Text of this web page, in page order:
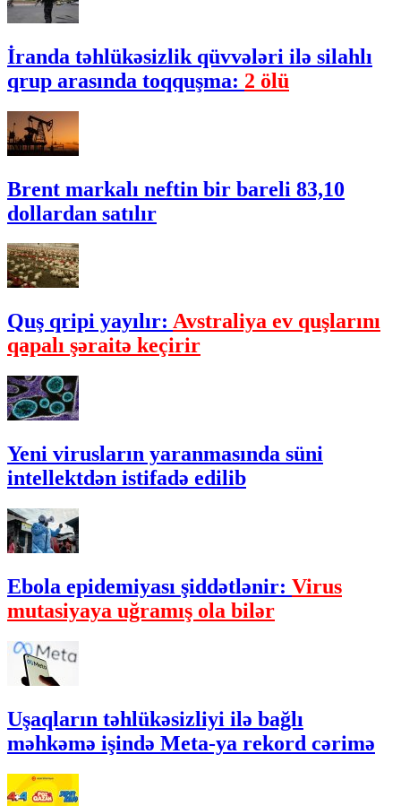
İranda təhlükəsizlik qüvvələri ilə silahlı
qrup arasında toqquşma: 2 ölü
Brent markalı neftin bir bareli 83,10
dollardan satılır
Quş qripi yayılır: Avstraliya ev quşlarını
qapalı şəraitə keçirir
Yeni virusların yaranmasında süni
intellektdən istifadə edilib
Ebola epidemiyası şiddətlənir: Virus
mutasiyaya uğramış ola bilər
Uşaqların təhlükəsizliyi ilə bağlı
məhkəmə işində Meta-ya rekord cərimə